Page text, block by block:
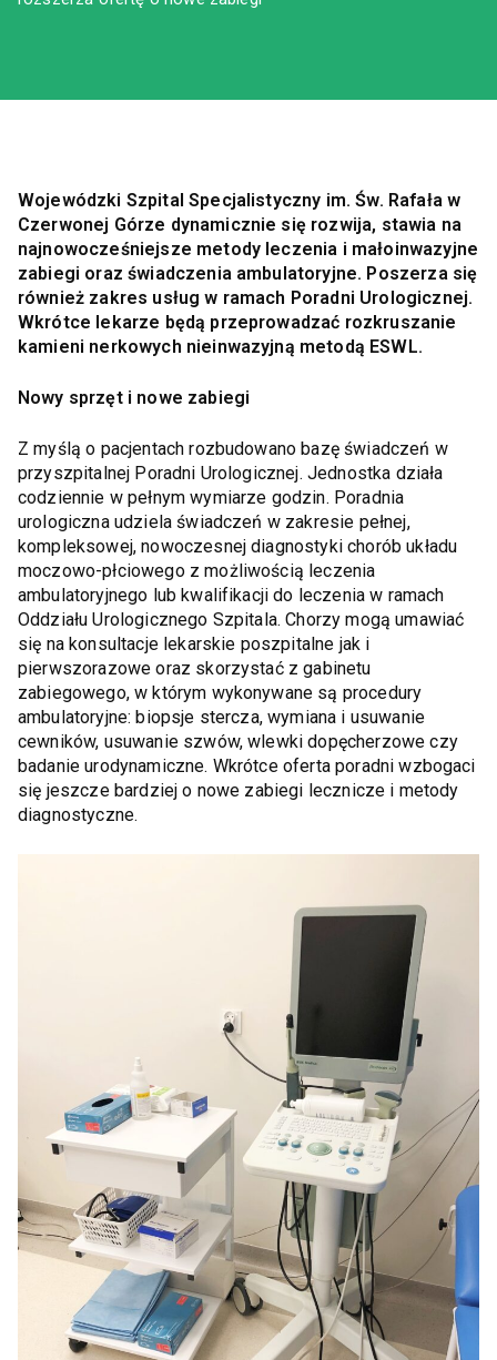
Wojewódzki Szpital Specjalistyczny im. Św. Rafała w
Czerwonej Górze dynamicznie się rozwija, stawia na
najnowocześniejsze metody leczenia i małoinwazyjne
zabiegi oraz świadczenia ambulatoryjne. Poszerza się
również zakres usług w ramach Poradni Urologicznej.
Wkrótce lekarze będą przeprowadzać rozkruszanie
kamieni nerkowych nieinwazyjną metodą ESWL.
Nowy sprzęt i nowe zabiegi
Z myślą o pacjentach rozbudowano bazę świadczeń w
przyszpitalnej Poradni Urologicznej. Jednostka działa
codziennie w pełnym wymiarze godzin. Poradnia
urologiczna udziela świadczeń w zakresie pełnej,
kompleksowej, nowoczesnej diagnostyki chorób układu
moczowo-płciowego z możliwością leczenia
ambulatoryjnego lub kwalifikacji do leczenia w ramach
Oddziału Urologicznego Szpitala. Chorzy mogą umawiać
się na konsultacje lekarskie poszpitalne jak i
pierwszorazowe oraz skorzystać z gabinetu
zabiegowego, w którym wykonywane są procedury
ambulatoryjne: biopsje stercza, wymiana i usuwanie
cewników, usuwanie szwów, wlewki dopęcherzowe czy
badanie urodynamiczne. Wkrótce oferta poradni wzbogaci
się jeszcze bardziej o nowe zabiegi lecznicze i metody
diagnostyczne.